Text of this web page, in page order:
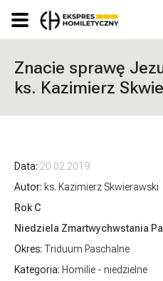
Znacie sprawę
ks. Kazimierz
Data 20.02.2019
Autor ks. Kazimierz Skwierawski
Rok C
Niedziela Zmartwychwstania
Okres Triduum Paschalne
Kategoria Homilie - niedzielne